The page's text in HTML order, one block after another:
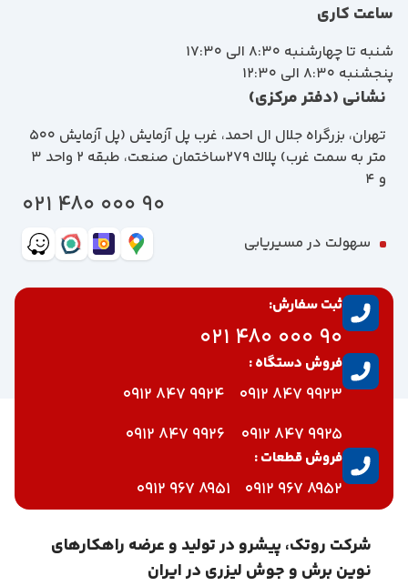
ساعت کاری
شنبه تا چهارشنبه 8:30 الی 17:30
پنجشنبه 8:30 الی 12:30
نشانی (دفتر مرکزی)
تهران، بزرگراه جلال ال احمد، غرب پل آزمايش (پل آزمايش ٥٠٠
متر به سمت غرب) پلاك 279ساختمان صنعت، طبقه 2 واحد 3
و 4
90 000 480 021
سهولت در مسیریابی
ثبت سفارش:
90 000 480 021
فروش دستگاه :
9923 847 0912
9924 847 0912
9925 847 0912
9926 847 0912
فروش قطعات :
8952 967 0912
8951 967 0912
شرکت روتک، پیشرو در تولید و عرضه راهکارهای
نوین برش و جوش لیزری در ایران